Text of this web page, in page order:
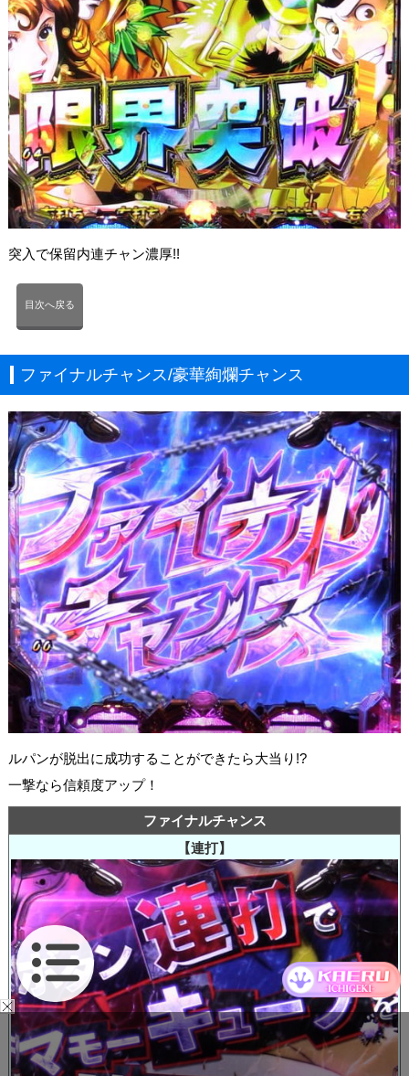
突入で保留内連チャン濃厚!!
目次へ戻る
ファイナルチャンス/豪華絢爛チャンス
ルパンが脱出に成功することができたら大当り!?
一撃なら信頼度アップ！
ファイナルチャンス
【連打】